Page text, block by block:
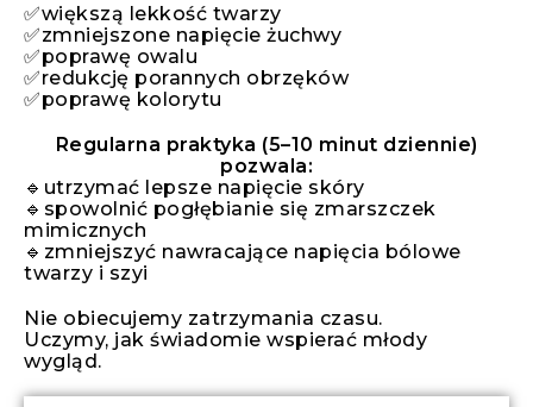
✅większą lekkość twarzy
✅zmniejszone napięcie żuchwy
✅poprawę owalu
✅redukcję porannych obrzęków
✅poprawę kolorytu
Regularna praktyka (5–10 minut dziennie)
pozwala:
🔹utrzymać lepsze napięcie skóry
🔹spowolnić pogłębianie się zmarszczek
mimicznych
🔹zmniejszyć nawracające napięcia bólowe
twarzy i szyi
Nie obiecujemy zatrzymania czasu.
Uczymy, jak świadomie wspierać młody
wygląd.